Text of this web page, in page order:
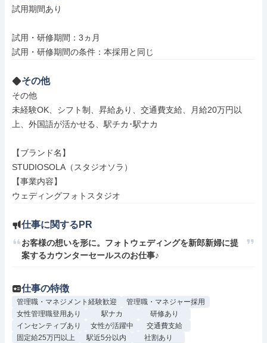
試用期間あり
試用・研修期間：3ヵ月
その他
その他
未経験OK、シフト制、昇給あり、交通費支給、月給20万円以
上、外国語が活かせる、駅チカ･駅ナカ
【ブランド名】
STUDIOSOLA（スタジオソラ）
【事業内容】
ウェディングフォトスタジオ
仕事に関するPR
お客様の想いを形に。フォトウェディングを新郎新婦に提
案するカウンターセールスのお仕事♪
仕事の特徴
管理職・マネジメント経験歓迎
管理職・マネジャー採用
女性管理職登用あり
駅ナカ
研修あり
インセンティブあり
女性が活躍中
交通費支給
固定給25万円以上
駅近5分以内 社割あり